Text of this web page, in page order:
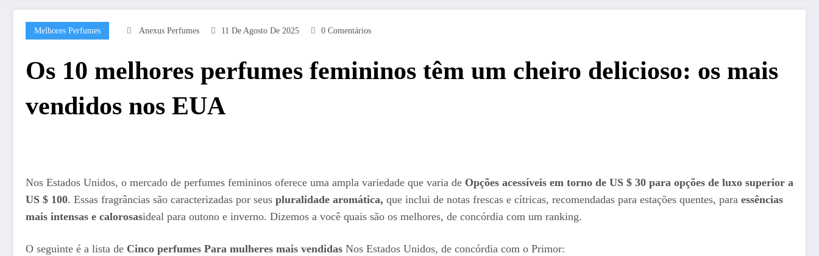
Melhores Perfumes Anexus Perfumes 11 De Agosto De 2025 0 Comentários
Os 10 melhores perfumes femininos têm um cheiro delicioso: os mais
vendidos nos EUA
Nos Estados Unidos, o mercado de perfumes femininos oferece uma ampla variedade que varia de Opções acessíveis em torno de US $ 30 para opções de luxo superior a
US $ 100. Essas fragrâncias são caracterizadas por seus pluralidade aromática, que inclui de notas frescas e cítricas, recomendadas para estações quentes, para essências
mais intensas e calorosasideal para outono e inverno. Dizemos a você quais são os melhores, de concórdia com um ranking.
O seguinte é a lista de Cinco perfumes Para mulheres mais vendidas Nos Estados Unidos, de concórdia com o Primor: